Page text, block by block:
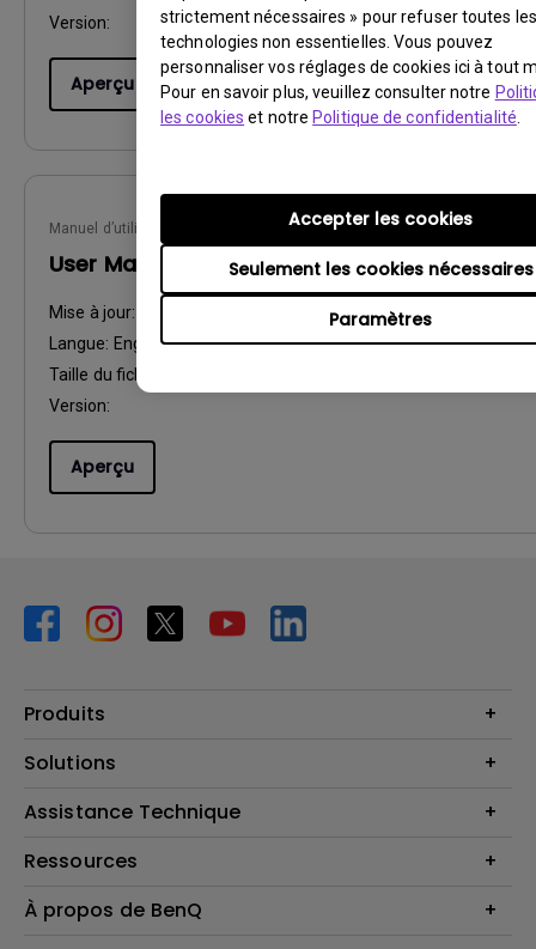
strictement nécessaires » pour refuser toutes les
technologies non essentielles. Vous pouvez
personnaliser vos réglages de cookies ici à tout
Pour en savoir plus, veuillez consulter notre
les cookies et notre Politique de confidentialité
Paramètres
Seulement les cookies nécessaires
Accepter les cookies
Version:
Aperçu
Manuel d’utilisation
User Manual
Mise à jour:
Langue: English
Taille du fichier:
Version:
Aperçu
Produits
Vidéoprojecteurs
Éclairage
Haut-parleur
Solutions
Business Display
Assistance Technique
Contactez-nous
Recycling
Ressources
Centre de connaissances
À propos de BenQ